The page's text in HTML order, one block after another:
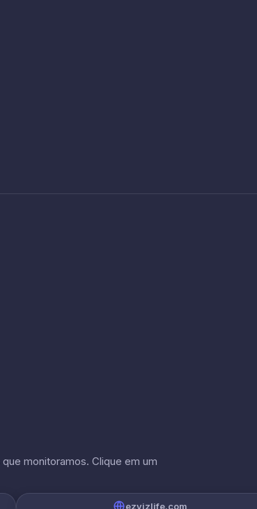
monitoramos. Clique em um
ezvizlife.com